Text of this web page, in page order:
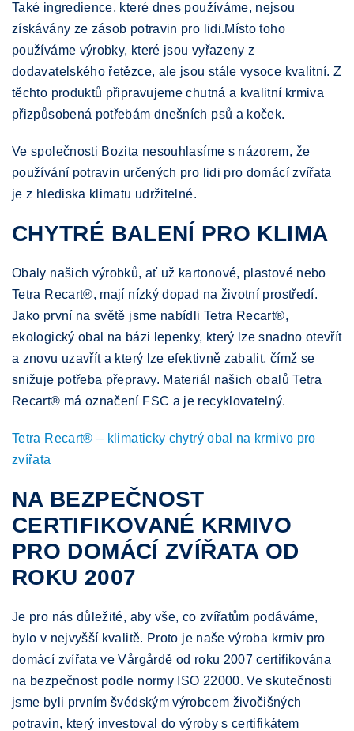
Také ingredience, které dnes používáme, nejsou
získávány ze zásob potravin pro lidi.Místo toho
používáme výrobky, které jsou vyřazeny z
dodavatelského řetězce, ale jsou stále vysoce kvalitní. Z
těchto produktů připravujeme chutná a kvalitní krmiva
přizpůsobená potřebám dnešních psů a koček.
Ve společnosti Bozita nesouhlasíme s názorem, že
používání potravin určených pro lidi pro domácí zvířata
je z hlediska klimatu udržitelné.
CHYTRÉ BALENÍ PRO KLIMA
Obaly našich výrobků, ať už kartonové, plastové nebo
Tetra Recart®, mají nízký dopad na životní prostředí.
Jako první na světě jsme nabídli Tetra Recart®,
ekologický obal na bázi lepenky, který lze snadno otevřít
a znovu uzavřít a který lze efektivně zabalit, čímž se
snižuje potřeba přepravy. Materiál našich obalů Tetra
Recart® má označení FSC a je recyklovatelný.
Tetra Recart® – klimaticky chytrý obal na krmivo pro
zvířata
NA BEZPEČNOST
CERTIFIKOVANÉ KRMIVO
PRO DOMÁCÍ ZVÍŘATA OD
ROKU 2007
Je pro nás důležité, aby vše, co zvířatům podáváme,
bylo v nejvyšší kvalitě. Proto je naše výroba krmiv pro
domácí zvířata ve Vårgårdě od roku 2007 certifikována
na bezpečnost podle normy ISO 22000. Ve skutečnosti
jsme byli prvním švédským výrobcem živočišných
potravin, který investoval do výroby s certifikátem